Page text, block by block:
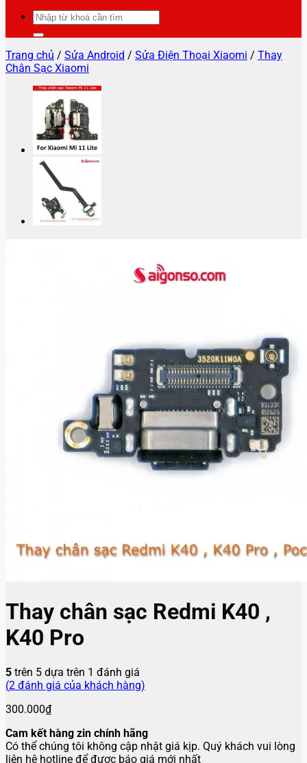
Tìm
kiếm:
Trang chủ / Sửa Android / Sửa Điện Thoại Xiaomi / Thay
Chân Sạc Xiaomi
Thay chân sạc Redmi K40 ,
K40 Pro
5 trên 5 dựa trên 1 đánh giá
(2 đánh giá của khách hàng)
300.000₫
Cam kết hàng zin chính hãng
Có thể chúng tôi không cập nhật giá kịp. Quý khách vui lòng
liên hệ hotline để được báo giá mới nhất